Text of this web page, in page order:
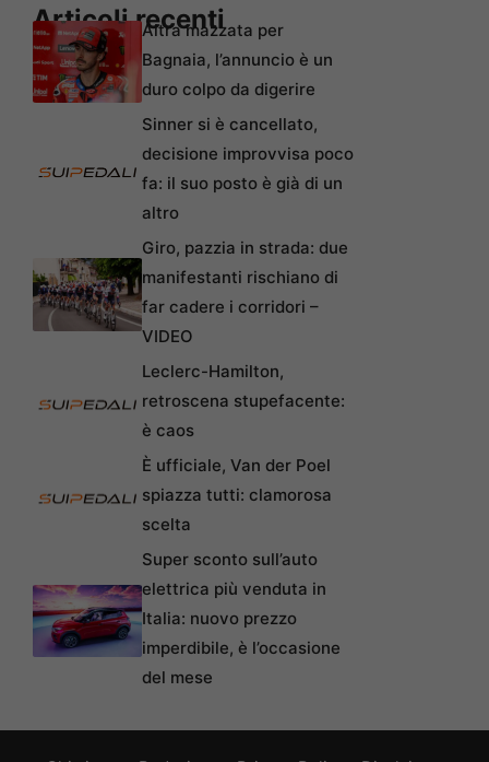
Articoli recenti
Altra mazzata per
Bagnaia, l’annuncio è un
duro colpo da digerire
Sinner si è cancellato,
decisione improvvisa poco
fa: il suo posto è già di un
altro
Giro, pazzia in strada: due
manifestanti rischiano di
far cadere i corridori –
VIDEO
Leclerc-Hamilton,
retroscena stupefacente:
è caos
È ufficiale, Van der Poel
spiazza tutti: clamorosa
scelta
Super sconto sull’auto
elettrica più venduta in
Italia: nuovo prezzo
imperdibile, è l’occasione
del mese